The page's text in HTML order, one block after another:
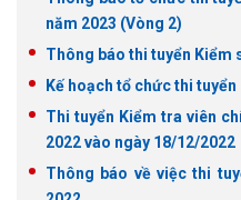
năm 2023 (Vòng 2)
Thông báo thi tuyển Kiểm
Kế hoạch tổ chức thi
Thi tuyển Kiểm tra viên
2022 vào ngày 18/12/2022
Thông báo về việc thi